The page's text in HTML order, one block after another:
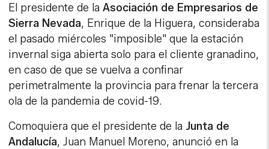
El presidente de laAsociación de Empresarios de
Sierra Nevada, Enrique de la Higuera, consideraba
el pasado miércoles "imposible" que la estación
invernal siga abierta solo para el cliente granadino,
en caso de que se vuelva a confinar
perimetralmente la provincia para frenar la tercera
ola de la pandemia de covid-19.
Comoquiera que el presidente de la Junta de
Andalucía, Juan Manuel Moreno, anunció en la